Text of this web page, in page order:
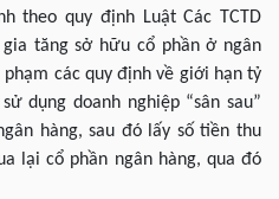
theo quy định Luật Các TCTD
tăng sở hữu cổ phần ở ngân
các quy định về giới hạn tỷ
dụng doanh nghiệp “sân sau”
hàng, sau đó lấy số tiền thu
lại cổ phần ngân hàng, qua đó